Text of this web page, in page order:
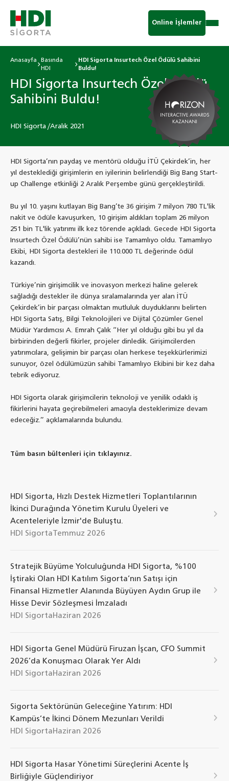
Online İşlemler
Anasayfa
Basında
HDI
HDI Sigorta Insurtech Özel Ödülü Sahibini
Buldu!
HDI Sigorta Insurtech Özel Ödülü
Sahibini Buldu!
HDI Sigorta /Aralık 2021
HDI Sigorta’nın paydaş ve mentörü olduğu İTÜ Çekirdek’in, her
yıl desteklediği girişimlerin en iyilerinin belirlendiği Big Bang Start-
up Challenge etkinliği 2 Aralık Perşembe günü gerçekleştirildi.
Bu yıl 10. yaşını kutlayan Big Bang’te 36 girişim 7 milyon 780 TL'lik
nakit ve ödüle kavuşurken, 10 girişim aldıkları toplam 26 milyon
251 bin TL'lik yatırımı ilk kez törende açıkladı. Gecede HDI Sigorta
Insurtech Özel Ödülü’nün sahibi ise Tamamlıyo oldu. Tamamlıyo
Ekibi, HDI Sigorta destekleri ile 110.000 TL değerinde ödül
kazandı.
Türkiye’nin girişimcilik ve inovasyon merkezi haline gelerek
sağladığı destekler ile dünya sıralamalarında yer alan İTÜ
Çekirdek’in bir parçası olmaktan mutluluk duyduklarını belirten
HDI Sigorta Satış, Bilgi Teknolojileri ve Dijital Çözümler Genel
Müdür Yardımcısı A. Emrah Çalık ‘‘Her yıl olduğu gibi bu yıl da
birbirinden değerli fikirler, projeler dinledik. Girişimcilerden
yatırımcılara, gelişimin bir parçası olan herkese teşekkürlerimizi
sunuyor, özel ödülümüzün sahibi Tamamlıyo Ekibini bir kez daha
tebrik ediyoruz.
HDI Sigorta olarak girişimcilerin teknoloji ve yenilik odaklı iş
fikirlerini hayata geçirebilmeleri amacıyla desteklerimize devam
edeceğiz.’’ açıklamalarında bulundu.
Tüm basın bültenleri için tıklayınız.
HDI Sigorta, Hızlı Destek Hizmetleri Toplantılarının
İkinci Durağında Yönetim Kurulu Üyeleri ve
Acenteleriyle İzmir'de Buluştu.
HDI Sigorta Temmuz 2026
Stratejik Büyüme Yolculuğunda HDI Sigorta, %100
İştiraki Olan HDI Katılım Sigorta’nın Satışı için
Finansal Hizmetler Alanında Büyüyen Aydın Grup ile
Hisse Devir Sözleşmesi İmzaladı
HDI Sigorta Haziran 2026
HDI Sigorta Genel Müdürü Firuzan İşcan, CFO Summit
2026’da Konuşmacı Olarak Yer Aldı
HDI Sigorta Haziran 2026
Sigorta Sektörünün Geleceğine Yatırım: HDI
Kampüs’te İkinci Dönem Mezunları Verildi
HDI Sigorta Haziran 2026
HDI Sigorta Hasar Yönetimi Süreçlerini Acente İş
Birliğiyle Güçlendiriyor